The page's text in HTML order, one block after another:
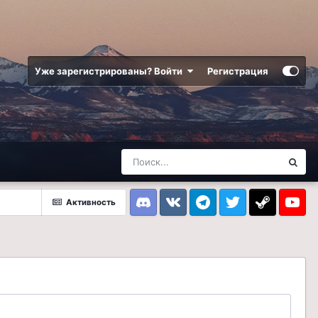
Уже зарегистрированы? Войти Регистрация
Активность
DiscordVK TelegramTwitter Steam